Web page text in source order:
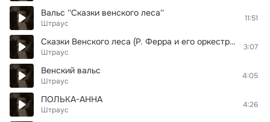
Вальс ''Сказки венского леса''
Штраус
11:51
Сказки Венского леса (Р. Ферра и его оркестр - ар. Ферра, Кейман)
Штраус
3:07
Венский вальс
Штраус
4:05
ПОЛЬКА-АННА
Штраус
4:26